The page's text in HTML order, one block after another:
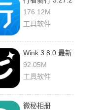
最新版
176.12M
工具软件
Wink 3.8.0 最新
版
92.05M
工具软件
微秘相册